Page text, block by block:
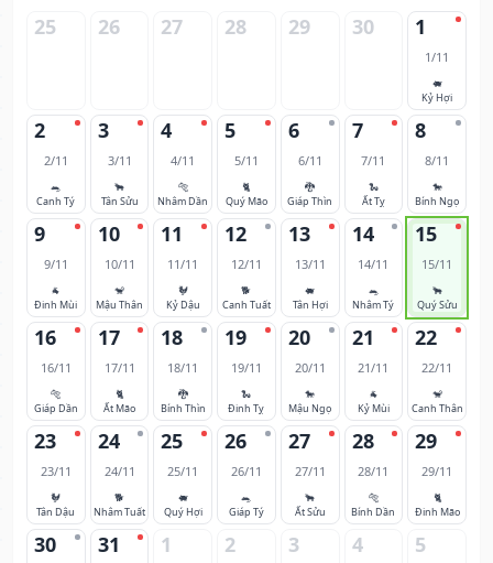
25 26 27 28 29 30 1
1/11
🐖
Kỷ Hợi
2
2/11
🐀
Canh Tý
3
3/11
🐂
Tân Sửu
4
4/11
🐅
Nhâm Dần
5
5/11
🐈
Quý Mão
6
6/11
🐉
Giáp Thìn
7
7/11
🐍
Ất Tỵ
8
8/11
🐎
Bính Ngọ
9
9/11
🐐
Đinh Mùi
10
10/11
🐒
Mậu Thân
11
11/11
🐓
Kỷ Dậu
12
12/11
🐕
Canh Tuất
13
13/11
🐖
Tân Hợi
14
14/11
🐀
Nhâm Tý
15
15/11
🐂
Quý Sửu
16
16/11
🐅
Giáp Dần
17
17/11
🐈
Ất Mão
18
18/11
🐉
Bính Thìn
19
19/11
🐍
Đinh Tỵ
20
20/11
🐎
Mậu Ngọ
21
21/11
🐐
Kỷ Mùi
22
22/11
🐒
Canh Thân
23
23/11
🐓
Tân Dậu
24
24/11
🐕
Nhâm Tuất
25
25/11
🐖
Quý Hợi
26
26/11
🐀
Giáp Tý
27
27/11
🐂
Ất Sửu
28
28/11
🐅
Bính Dần
29
29/11
🐈
Đinh Mão
30 31 1 2 3 4 5